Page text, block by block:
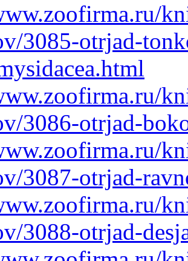
3085-otrjad-
3086-otrjad-
3087-otrjad-
3088-otrjad-